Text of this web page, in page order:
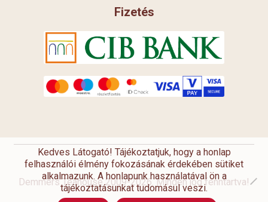
Fizetés
Demmers Teahouse 2009-2026. Minden jog fenntartva!
Kedves Látogató! Tájékoztatjuk, hogy a honlap
felhasználói élmény fokozásának érdekében sütiket
alkalmazunk. A honlapunk használatával ön a
tájékoztatásunkat tudomásul veszi.